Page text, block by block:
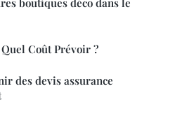
boutiques déco dans le
Coût Prévoir ?
des devis assurance